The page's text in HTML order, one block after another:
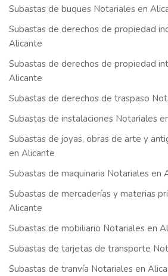
Subastas de buques Notariales en
Subastas de derechos de propiedad
Alicante
Subastas de derechos de propiedad
Alicante
Subastas de derechos de traspaso
Subastas de instalaciones Notariales
Subastas de joyas, obras de arte y
en Alicante
Subastas de maquinaria Notariales en
Subastas de mercaderías y materias
Alicante
Subastas de mobiliario Notariales en
Subastas de tarjetas de transporte
Subastas de tranvía Notariales en